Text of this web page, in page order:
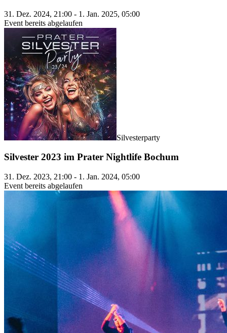
31. Dez. 2024, 21:00 - 1. Jan. 2025, 05:00
Event bereits abgelaufen
Silvesterparty
Silvester 2023 im Prater Nightlife Bochum
31. Dez. 2023, 21:00 - 1. Jan. 2024, 05:00
Event bereits abgelaufen